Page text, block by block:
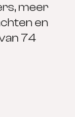
meer
en
74